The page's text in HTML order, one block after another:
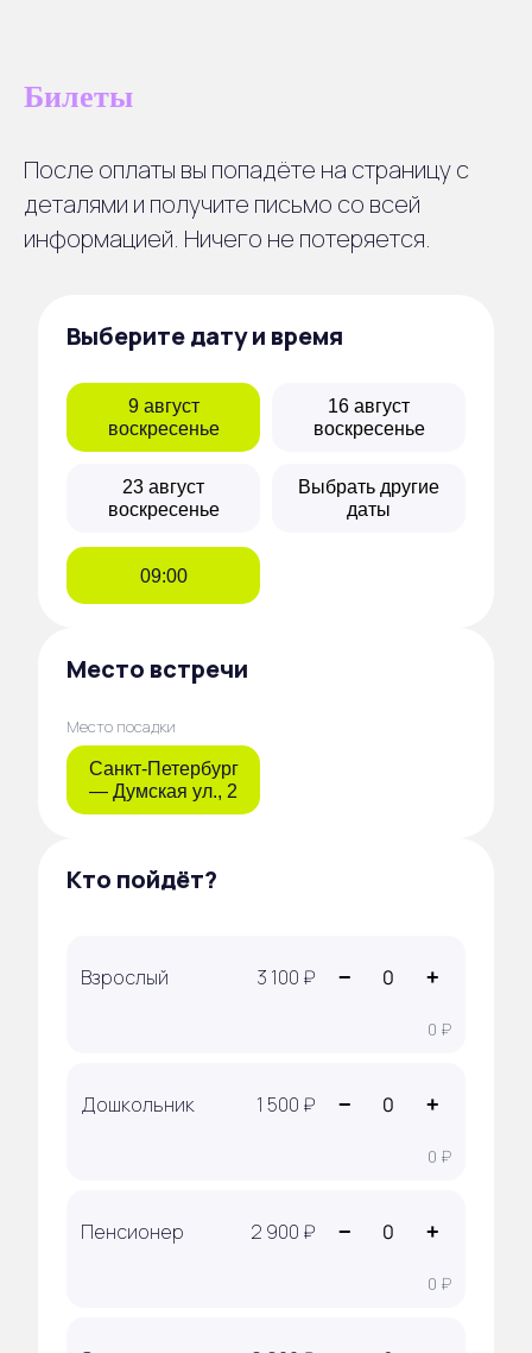
Билеты
После оплаты вы попадёте на страницу с
деталями и получите письмо со всей
информацией. Ничего не потеряется.
Выберите дату и время
9 август
воскресенье
16 август
воскресенье
23 август
воскресенье
Выбрать другие
даты
09:00
Место встречи
Место посадки
Санкт-Петербург
— Думская ул., 2
Кто пойдёт?
Взрослый 3 100 ₽ − +
0 ₽
Дошкольник 1 500 ₽ − +
0 ₽
Пенсионер 2 900 ₽ − +
0 ₽